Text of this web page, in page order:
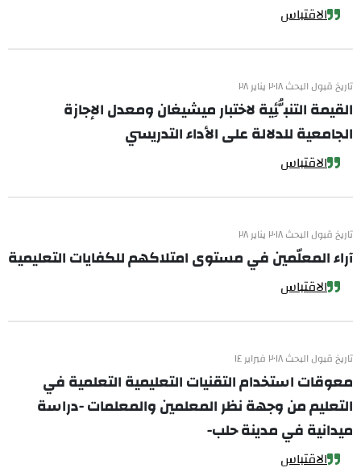
الاقتباس
تاريخ قبول البحث ٢٠١٨ يناير ٢٨
القيمة التنبُّئِية لاختبار ميشيغان ومعدل الإجازة
الجامعية للدلالة على الأداء التدريسي
الاقتباس
تاريخ قبول البحث ٢٠١٨ يناير ٢٨
آراء المعلّمين في مستوى امتلاكهم للكفايات التعليمية
الاقتباس
تاريخ قبول البحث ٢٠١٨ فبراير ١٤
معوقات استخدام التقنيات التعليمية التعلمية في
التعليم من وجهة نظر المعلمين والمعلمات -دراسة
ميدانية في مدينة حلب-
الاقتباس